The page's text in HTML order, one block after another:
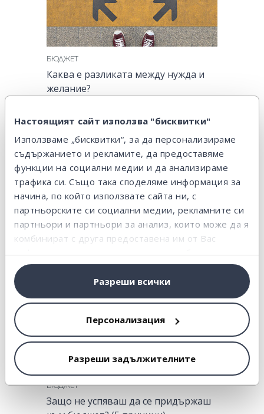
Настоящият сайт използва "бисквитки"
Използваме „бисквитки“, за да персонализираме
съдържанието и рекламите, да предоставяме
функции на социални медии и да анализираме
трафика си. Също така споделяме информация за
начина, по който използвате сайта ни, с
партньорските си социални медии, рекламните си
партньори и партньори за анализ, които може да я
комбинират с друга предоставена им от Вас
информация или с такава, която са събрали от
ползването от Ваша страна на услугите им.
Разреши всички
Персонализация
Разреши задължителните
БЮДЖЕТ
Каква е разликата между нужда и
желание?
БЮДЖЕТ
Защо трябва да имаш буфер за
непредвидени разходи?
БЮДЖЕТ
Защо не успяваш да се придържаш